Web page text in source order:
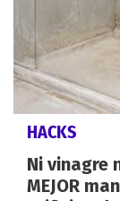
HACKS
Ni vinagre
MEJOR